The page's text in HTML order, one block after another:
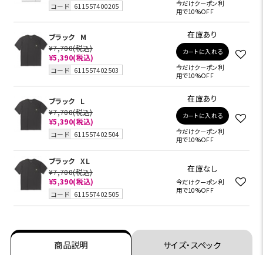
コード 611557400205
今だけクーポン利
用で10%OFF
ブラック
M
¥7,700(税込)
¥5,390(税込)
コード 611557402503
在庫あり
カートに入れる
今だけクーポン利
用で10%OFF
ブラック
L
¥7,700(税込)
¥5,390(税込)
コード 611557402504
在庫あり
カートに入れる
今だけクーポン利
用で10%OFF
ブラック
XL
¥7,700(税込)
¥5,390(税込)
コード 611557402505
在庫なし
今だけクーポン利
用で10%OFF
商品説明 サイズ・スペック